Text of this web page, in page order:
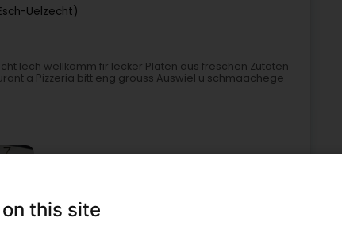
Uelzecht)
Iech wëllkomm fir lecker Platen aus frëschen Zutaten
a Pizzeria bitt eng grouss Auswiel u schmaachege
this site